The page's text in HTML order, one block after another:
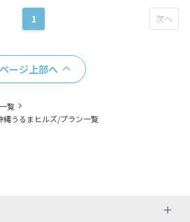
1
ページ上部へ
覧
縄うるまヒルズ/プラン一覧